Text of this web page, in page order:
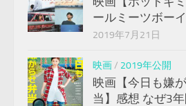
ールミーツボー
2019年7月21日
映画/ 2019年公開
映画【今日も嫌
当】感想 なぜ3